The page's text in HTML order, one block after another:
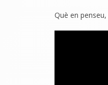
Què en penseu,